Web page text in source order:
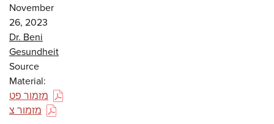
November
26, 2023
Dr. Beni
Gesundheit
Source
Material:
מזמור פט
(PDF)
מזמור צ
(PDF)